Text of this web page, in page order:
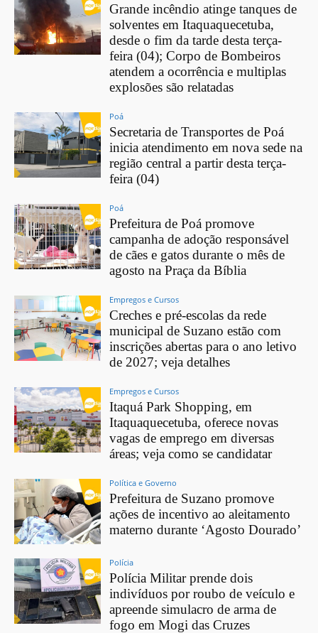
Grande incêndio atinge tanques de
solventes em Itaquaquecetuba,
desde o fim da tarde desta terça-
feira (04); Corpo de Bombeiros
atendem a ocorrência e multiplas
explosões são relatadas
Poá
Secretaria de Transportes de Poá
inicia atendimento em nova sede na
região central a partir desta terça-
feira (04)
Poá
Prefeitura de Poá promove
campanha de adoção responsável
de cães e gatos durante o mês de
agosto na Praça da Bíblia
Empregos e Cursos
Creches e pré-escolas da rede
municipal de Suzano estão com
inscrições abertas para o ano letivo
de 2027; veja detalhes
Empregos e Cursos
Itaquá Park Shopping, em
Itaquaquecetuba, oferece novas
vagas de emprego em diversas
áreas; veja como se candidatar
Política e Governo
Prefeitura de Suzano promove
ações de incentivo ao aleitamento
materno durante ‘Agosto Dourado’
Polícia
Polícia Militar prende dois
indivíduos por roubo de veículo e
apreende simulacro de arma de
fogo em Mogi das Cruzes